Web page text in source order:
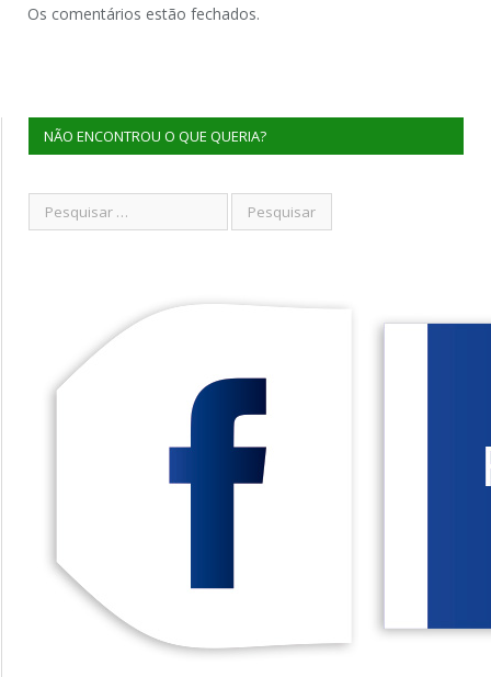
Os comentários estão fechados.
NÃO ENCONTROU O QUE QUERIA?